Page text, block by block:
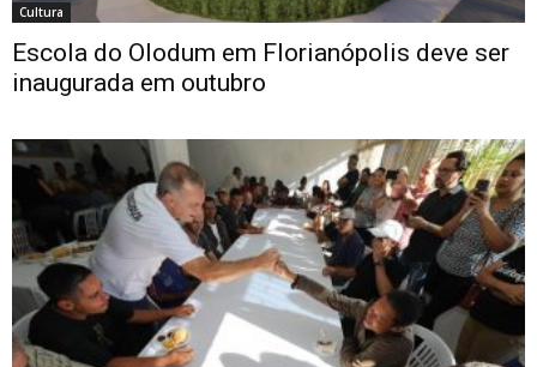
Cultura
Escola do Olodum em Florianópolis deve ser
inaugurada em outubro